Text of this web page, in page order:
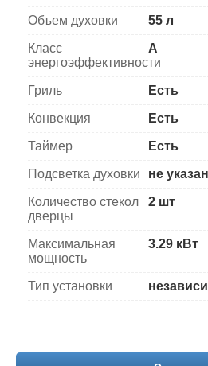
Объем духовки 55 л
Класс
энергоэффективности
A
Гриль Есть
Конвекция Есть
Таймер Есть
Подсветка духовки не
Количество стекол
дверцы
2 шт
Максимальная
мощность
3.29 кВт
Тип установки